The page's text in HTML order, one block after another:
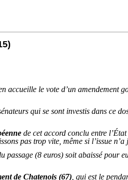
accueille le vote d’un
qui se sont investis dans ce
de cet accord conclu entre
pas trop vite, même si l’issue
passage (8 euros) soit abaissé pour
de Chatenois (67) , qui est le